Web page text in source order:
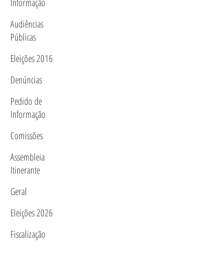
Audiências
Públicas
Eleições 2016
Denúncias
Pedido de
Informação
Comissões
Assembleia
Itinerante
Geral
Eleições 2026
Fiscalização